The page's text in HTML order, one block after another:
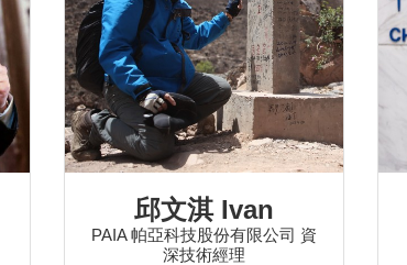
邱文淇 Ivan
PAIA 帕亞科技股份有限公司 資
深技術經理